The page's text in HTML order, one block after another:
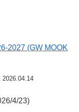
2027 (GW MOOK
2026.04.14
4/23)